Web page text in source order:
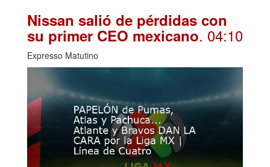
Nissan salió de pérdidas con
su primer CEO mexicano. 04:10
Expresso Matutino